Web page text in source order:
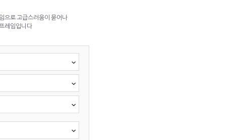
으로 고급스러움이 묻어나
레임입니다